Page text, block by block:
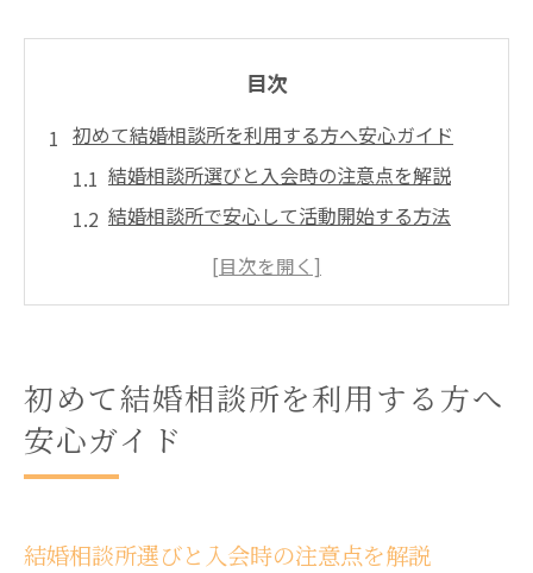
目次
初めて結婚相談所を利用する方へ安心ガイド
結婚相談所選びと入会時の注意点を解説
結婚相談所で安心して活動開始する方法
初めての結婚相談所利用前の心構えとは
緊張感を和らげる結婚相談所初対面のヒント
結婚相談所初対面で緊張を和らげるコツ
安心して結婚相談所で会話を始める秘訣
お見合い前に心を落ち着ける準備方法
初めて結婚相談所を利用する方へ
安心ガイド
結婚相談所選びと入会時の注意点を解説